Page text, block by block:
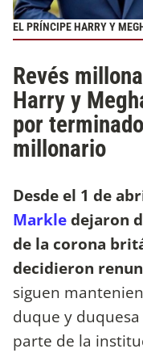
EL PRÍNCIPE HARRY Y
Revés
Harry y
por
millonario
Desde el 1 de
Markledejaron
de la corona
decidieron
siguen
duque y duquesa
parte de la